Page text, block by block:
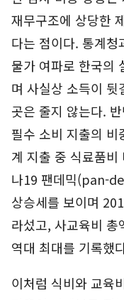
재무구조에 상당한
다는 점이다. 통계
물가 여파로 한국의
며 사실상 소득이
곳은 줄지 않는다.
필수 소비 지출의
계 지출 중 식료품
나19 팬데믹(pan-
상승세를 보이며
라섰고, 사교육비
역대 최대를 기록했
이처럼 식비와 교육